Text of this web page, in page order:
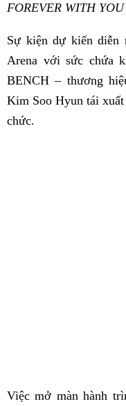
FOREVER WITH YOU
Sự kiện dự kiến
Arena với sức chứa
BENCH – thương
Kim Soo Hyun tái
chức.
Việc mở màn hành